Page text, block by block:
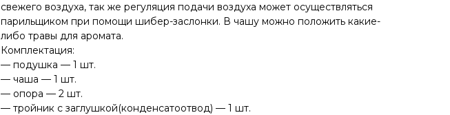
свежего воздуха, так же регуляция подачи воздуха может осуществляться
парильщиком при помощи шибер-заслонки. В чашу можно положить какие-
либо травы для аромата.
Комплектация:
— подушка — 1 шт.
— чаша — 1 шт.
— опора — 2 шт.
— тройник с заглушкой(конденсатоотвод) — 1 шт.